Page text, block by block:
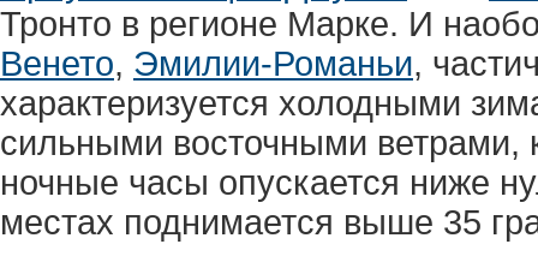
Тронто в регионе Марке. И
Венето, Эмилии-Романьи,
характеризуется холодными
сильными восточными ветрами,
ночные часы опускается ниже
местах поднимается выше 35